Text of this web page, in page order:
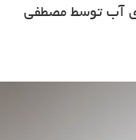
آب توسط مصطفی